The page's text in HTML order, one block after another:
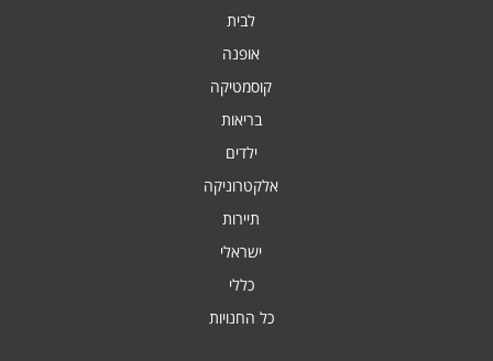
לבית
אופנה
קוסמטיקה
בריאות
ילדים
אלקטרוניקה
תיירות
ישראלי
כללי
כל החנויות